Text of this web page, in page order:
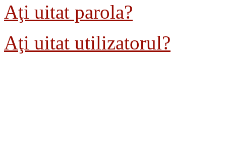
Aţi uitat parola?
Aţi uitat utilizatorul?